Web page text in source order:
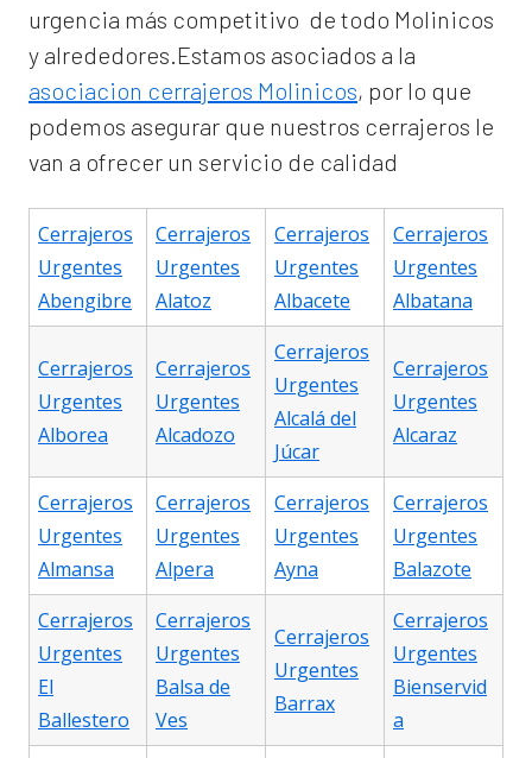
urgencia más competitivo de todo Molinicos
y alrededores.Estamos asociados a la
asociacion cerrajeros Molinicos, por lo que
podemos asegurar que nuestros cerrajeros le
van a ofrecer un servicio de calidad
Cerrajeros
Urgentes
Abengibre
Cerrajeros
Urgentes
Alatoz
Cerrajeros
Urgentes
Albacete
Cerrajeros
Urgentes
Albatana
Cerrajeros
Urgentes
Alborea
Cerrajeros
Urgentes
Alcadozo
Cerrajeros
Urgentes
Alcalá del
Júcar
Cerrajeros
Urgentes
Alcaraz
Cerrajeros
Urgentes
Almansa
Cerrajeros
Urgentes
Alpera
Cerrajeros
Urgentes
Ayna
Cerrajeros
Urgentes
Balazote
Cerrajeros
Urgentes
El
Ballestero
Cerrajeros
Urgentes
Balsa de
Ves
Cerrajeros
Urgentes
Barrax
Cerrajeros
Urgentes
Bienservid
a